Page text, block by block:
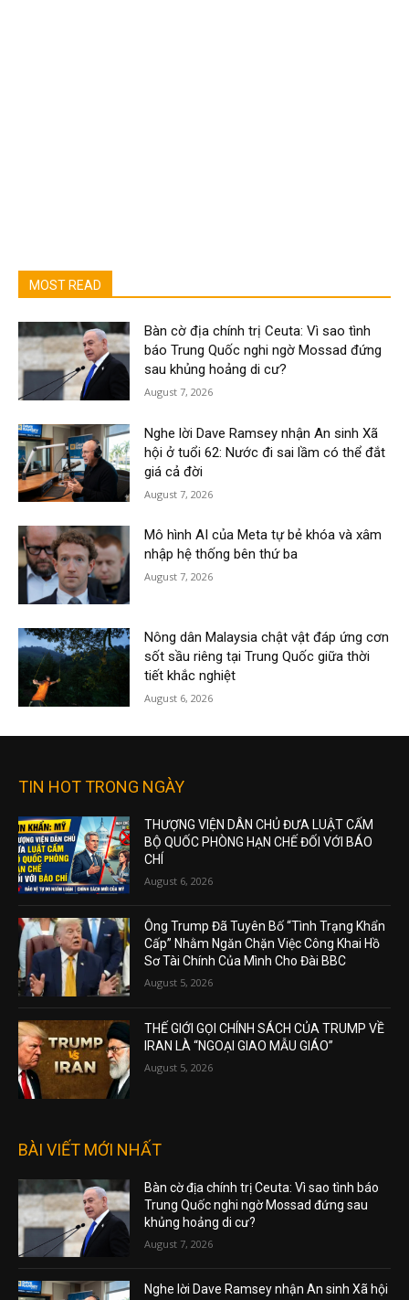
MOST READ
Bàn cờ địa chính trị Ceuta: Vì sao tình
báo Trung Quốc nghi ngờ Mossad đứng
sau khủng hoảng di cư?
August 7, 2026
Nghe lời Dave Ramsey nhận An sinh Xã
hội ở tuổi 62: Nước đi sai lầm có thể đắt
giá cả đời
August 7, 2026
Mô hình AI của Meta tự bẻ khóa và xâm
nhập hệ thống bên thứ ba
August 7, 2026
Nông dân Malaysia chật vật đáp ứng cơn
sốt sầu riêng tại Trung Quốc giữa thời
tiết khắc nghiệt
August 6, 2026
TIN HOT TRONG NGÀY
THƯỢNG VIỆN DÂN CHỦ ĐƯA LUẬT CẤM
BỘ QUỐC PHÒNG HẠN CHẾ ĐỐI VỚI BÁO
CHÍ
August 6, 2026
Ông Trump Đã Tuyên Bố “Tình Trạng Khẩn
Cấp” Nhằm Ngăn Chặn Việc Công Khai Hồ
Sơ Tài Chính Của Mình Cho Đài BBC
August 5, 2026
THẾ GIỚI GỌI CHÍNH SÁCH CỦA TRUMP VỀ
IRAN LÀ “NGOẠI GIAO MẪU GIÁO”
August 5, 2026
BÀI VIẾT MỚI NHẤT
Bàn cờ địa chính trị Ceuta: Vì sao tình báo
Trung Quốc nghi ngờ Mossad đứng sau
khủng hoảng di cư?
August 7, 2026
Nghe lời Dave Ramsey nhận An sinh Xã hội